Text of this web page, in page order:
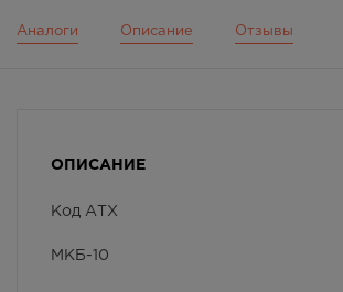
Аналоги Описание Отзывы
ОПИСАНИЕ
Код АТХ
МКБ-10